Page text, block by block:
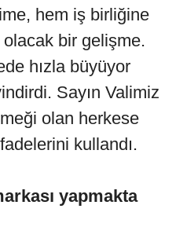
hem iş birliğine
bir gelişme.
hızla büyüyor
Sayın Valimiz
olan herkese
kullandı.
yapmakta